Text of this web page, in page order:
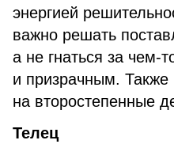
энергией
важно решать
а не гнаться за чем-
и призрачным. Также
на второстепенные
Телец